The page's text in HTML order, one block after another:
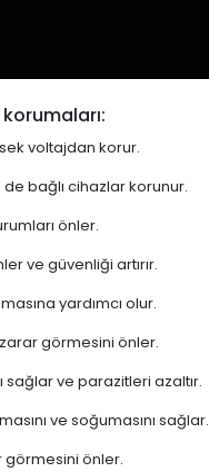
voltajdan korur.
de bağlı cihazlar korunur.
önler.
ve güvenliği artırır.
yardımcı olur.
görmesini önler.
sağlar ve parazitleri azaltır.
ve soğumasını sağlar.
görmesini önler.